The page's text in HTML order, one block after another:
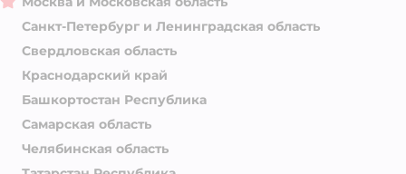
Санкт-Петербург и Ленинградская область
Свердловская область
Краснодарский край
Башкортостан Республика
Самарская область
Челябинская область